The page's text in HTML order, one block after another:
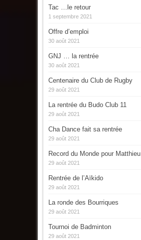
Tac …le retour
1 septembre 2021
Offre d’emploi
30 août 2021
GNJ … la rentrée
30 août 2021
Centenaire du Club de Rugby
29 août 2021
La rentrée du Budo Club 11
29 août 2021
Cha Dance fait sa rentrée
29 août 2021
Record du Monde pour Matthieu
29 août 2021
Rentrée de l’Aïkido
29 août 2021
La ronde des Bourriques
29 août 2021
Tournoi de Badminton
29 août 2021